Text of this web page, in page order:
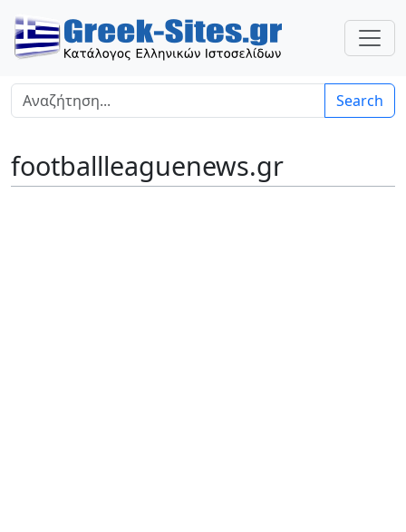
Search
footballleaguenews.gr